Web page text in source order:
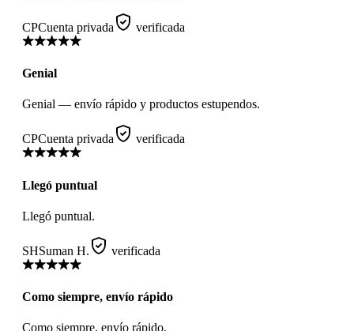
CPCuenta privada verificada
Genial
Genial — envío rápido y productos estupendos.
CPCuenta privada verificada
Llegó puntual
Llegó puntual.
SHSuman H. verificada
Como siempre, envío rápido
Como siempre, envío rápido.